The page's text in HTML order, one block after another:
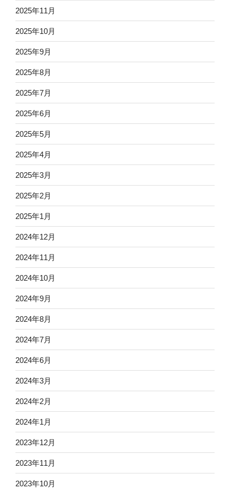
2025年11月
2025年10月
2025年9月
2025年8月
2025年7月
2025年6月
2025年5月
2025年4月
2025年3月
2025年2月
2025年1月
2024年12月
2024年11月
2024年10月
2024年9月
2024年8月
2024年7月
2024年6月
2024年3月
2024年2月
2024年1月
2023年12月
2023年11月
2023年10月